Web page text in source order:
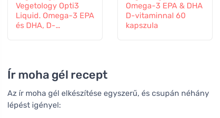
Vegetology Opti3
Liquid. Omega-3 EPA
és DHA, D-
Omega-3 EPA & DHA
D-vitaminnal 60
kapszula
Ír moha gél recept
Az ír moha gél elkészítése egyszerű, és csupán néhány
lépést igényel: